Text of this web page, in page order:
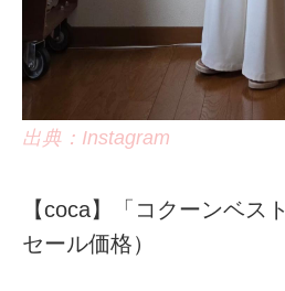
出典：Instagram
【coca】「コクーンベス
セール価格）